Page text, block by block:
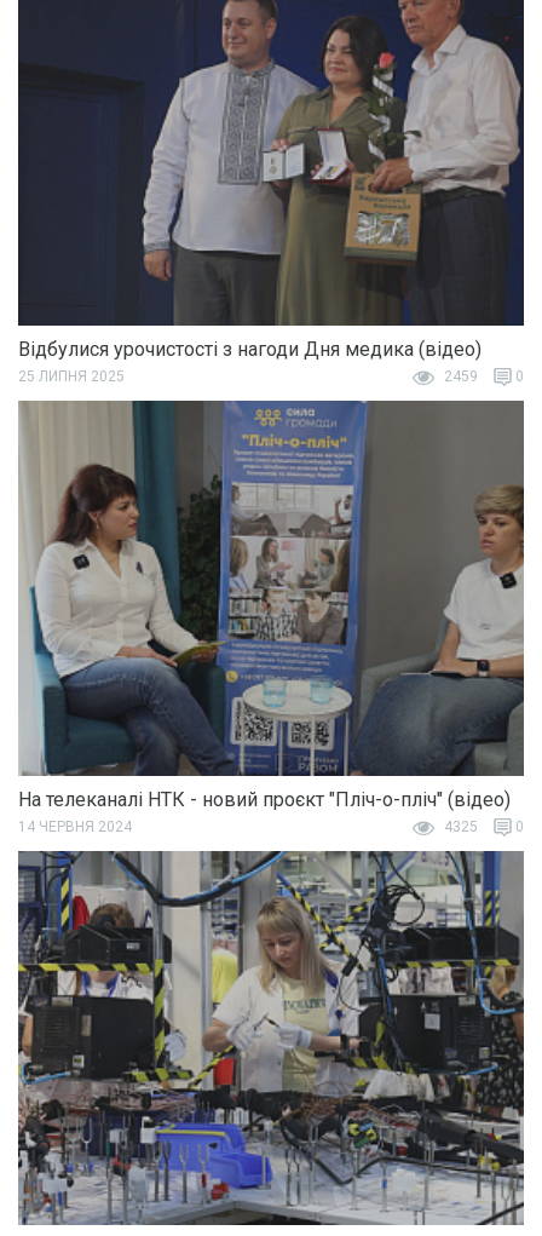
Відбулися урочистості з нагоди Дня медика (відео)
25 ЛИПНЯ 2025 2459 0
На телеканалі НТК - новий проєкт "Пліч-о-пліч" (відео)
14 ЧЕРВНЯ 2024 4325 0